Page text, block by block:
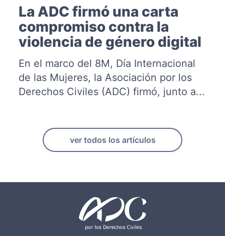
La ADC firmó una carta
compromiso contra la
violencia de género digital
En el marco del 8M, Día Internacional
de las Mujeres, la Asociación por los
Derechos Civiles (ADC) firmó, junto a...
ver todos los artículos